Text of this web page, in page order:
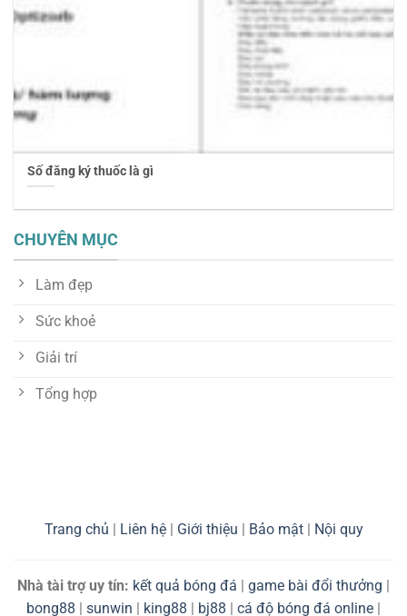
Số đăng ký thuốc là gì
CHUYÊN MỤC
Làm đẹp
Sức khoẻ
Giải trí
Tổng hợp
Trang chủ | Liên hệ| Giới thiệu | Bảo mật| Nội quy
Nhà tài trợ uy tín: kết quả bóng đá | game bài đổi thưởng |
bong88 | sunwin | king88 | bj88 | cá độ bóng đá online |